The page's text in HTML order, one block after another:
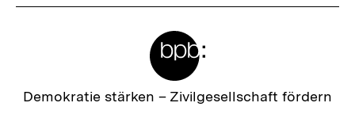
Zur
Demokratie stärken – Zivilgesellschaft fördern